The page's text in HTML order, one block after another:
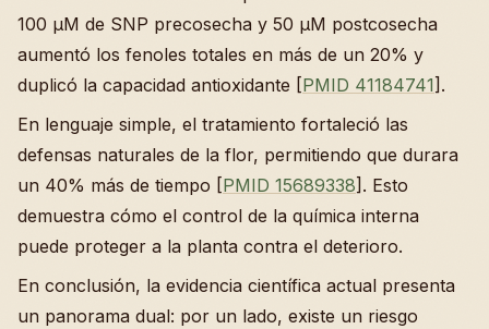
100 µM de SNP precosecha y 50 µM postcosecha
aumentó los fenoles totales en más de un 20% y
duplicó la capacidad antioxidante [PMID 41184741].
En lenguaje simple, el tratamiento fortaleció las
defensas naturales de la flor, permitiendo que durara
un 40% más de tiempo [PMID 15689338]. Esto
demuestra cómo el control de la química interna
puede proteger a la planta contra el deterioro.
En conclusión, la evidencia científica actual presenta
un panorama dual: por un lado, existe un riesgo